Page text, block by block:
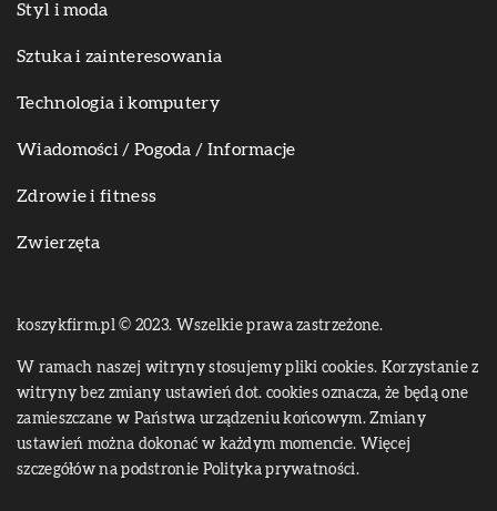
Styl i moda
Sztuka i zainteresowania
Technologia i komputery
Wiadomości / Pogoda / Informacje
Zdrowie i fitness
Zwierzęta
koszykfirm.pl © 2023. Wszelkie prawa zastrzeżone.
W ramach naszej witryny stosujemy pliki cookies. Korzystanie z
witryny bez zmiany ustawień dot. cookies oznacza, że będą one
zamieszczane w Państwa urządzeniu końcowym. Zmiany
ustawień można dokonać w każdym momencie. Więcej
szczegółów na podstronie Polityka prywatności.